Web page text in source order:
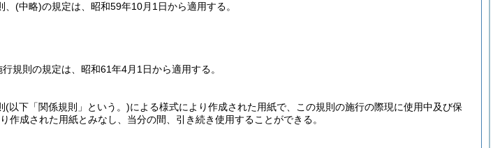
(中略)の規定は、昭和59年10月1日から適用する。
規則の規定は、昭和61年4月1日から適用する。
(以下「関係規則」という。)による様式により作成された用紙で、この規則の施行の際現に使用中及び保
作成された用紙とみなし、当分の間、引き続き使用することができる。